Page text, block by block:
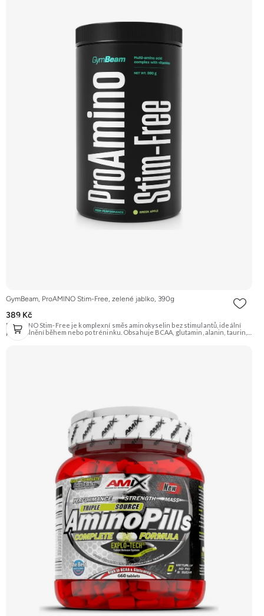
GymBeam, ProAMINO Stim-Free, zelené jablko, 390g
389 Kč
ProAMINO Stim-Free je komplexní směs aminokyselin bez stimulantů, ideální
pro doplnění během nebo po tréninku. Obsahuje BCAA, glutamin, alanin, taurin,